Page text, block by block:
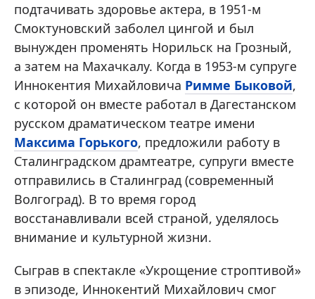
подтачивать здоровье актера, в 1951-м
Смоктуновский заболел цингой и был
вынужден променять Норильск на Грозный,
а затем на Махачкалу. Когда в 1953-м супруге
Иннокентия Михайловича Римме Быковой,
с которой он вместе работал в Дагестанском
русском драматическом театре имени
Максима Горького, предложили работу в
Сталинградском драмтеатре, супруги вместе
отправились в Сталинград (современный
Волгоград). В то время город
восстанавливали всей страной, уделялось
внимание и культурной жизни.
Сыграв в спектакле «Укрощение строптивой»
в эпизоде, Иннокентий Михайлович смог